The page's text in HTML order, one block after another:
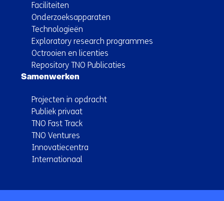
Faciliteiten
Onderzoeksapparaten
Technologieën
Exploratory research programmes
Octrooien en licenties
Repository TNO Publicaties
Samenwerken
Projecten in opdracht
Publiek privaat
TNO Fast Track
TNO Ventures
Innovatiecentra
Internationaal